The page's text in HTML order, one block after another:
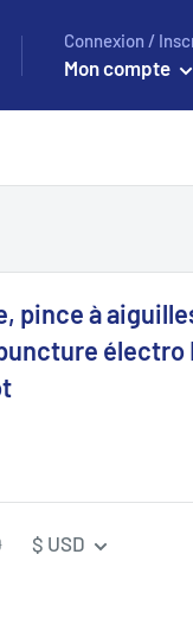
Connexion /
Mon compte
pince à
électro
$ USD